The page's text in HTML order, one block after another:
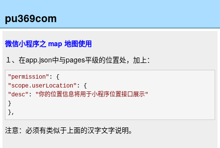
pu369com
微信小程序之 map 地图使用
１、在app.json中与pages平级的位置处，加上：
"permission"
"scope.userLocation"
"desc" : "你的位置信息将用于小程序位置接口展示"
}
},
注意：必须有类似于上面的汉字文字说明。